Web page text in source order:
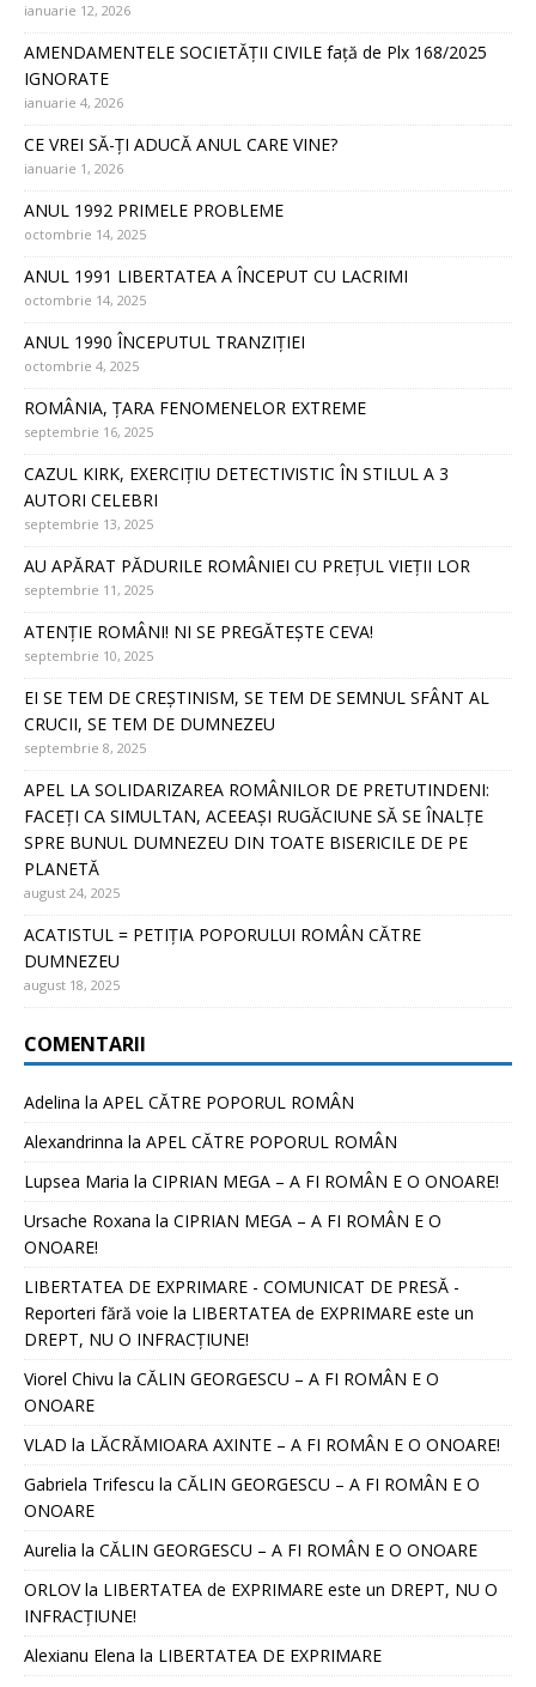
ianuarie 12, 2026
AMENDAMENTELE SOCIETĂȚII CIVILE față de Plx 168/2025
IGNORATE
ianuarie 4, 2026
CE VREI SĂ-ȚI ADUCĂ ANUL CARE VINE?
ianuarie 1, 2026
ANUL 1992 PRIMELE PROBLEME
octombrie 14, 2025
ANUL 1991 LIBERTATEA A ÎNCEPUT CU LACRIMI
octombrie 14, 2025
ANUL 1990 ÎNCEPUTUL TRANZIȚIEI
octombrie 4, 2025
ROMÂNIA, ȚARA FENOMENELOR EXTREME
septembrie 16, 2025
CAZUL KIRK, EXERCIȚIU DETECTIVISTIC ÎN STILUL A 3
AUTORI CELEBRI
septembrie 13, 2025
AU APĂRAT PĂDURILE ROMÂNIEI CU PREȚUL VIEȚII LOR
septembrie 11, 2025
ATENȚIE ROMÂNI! NI SE PREGĂTEȘTE CEVA!
septembrie 10, 2025
EI SE TEM DE CREȘTINISM, SE TEM DE SEMNUL SFÂNT AL
CRUCII, SE TEM DE DUMNEZEU
septembrie 8, 2025
APEL LA SOLIDARIZAREA ROMÂNILOR DE PRETUTINDENI:
FACEȚI CA SIMULTAN, ACEEAȘI RUGĂCIUNE SĂ SE ÎNALȚE
SPRE BUNUL DUMNEZEU DIN TOATE BISERICILE DE PE
PLANETĂ
august 24, 2025
ACATISTUL = PETIȚIA POPORULUI ROMÂN CĂTRE
DUMNEZEU
august 18, 2025
COMENTARII
Adelina la APEL CĂTRE POPORUL ROMÂN
Alexandrinna la APEL CĂTRE POPORUL ROMÂN
Lupsea Maria la CIPRIAN MEGA – A FI ROMÂN E O ONOARE!
Ursache Roxana la CIPRIAN MEGA – A FI ROMÂN E O
ONOARE!
LIBERTATEA DE EXPRIMARE - COMUNICAT DE PRESĂ -
Reporteri fără voie la LIBERTATEA de EXPRIMARE este un
DREPT, NU O INFRACȚIUNE!
Viorel Chivu la CĂLIN GEORGESCU – A FI ROMÂN E O
ONOARE
VLAD la LĂCRĂMIOARA AXINTE – A FI ROMÂN E O ONOARE!
Gabriela Trifescu la CĂLIN GEORGESCU – A FI ROMÂN E O
ONOARE
Aurelia la CĂLIN GEORGESCU – A FI ROMÂN E O ONOARE
ORLOVla LIBERTATEA de EXPRIMARE este un DREPT, NU O
INFRACȚIUNE!
Alexianu Elena la LIBERTATEA DE EXPRIMARE